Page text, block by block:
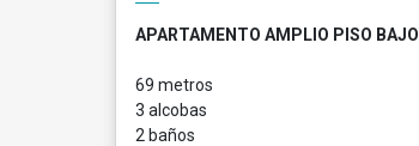
APARTAMENTO AMPLIO PISO BAJO
69 metros
3 alcobas
2 baños